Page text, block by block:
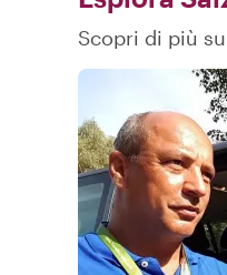
Scopri di più